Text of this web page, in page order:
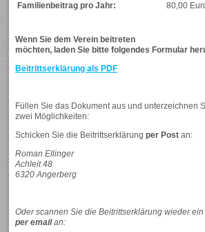
Familienbeitrag pro Jahr: 80,00
Wenn Sie dem Verein beitreten
möchten, laden Sie bitte folgendes Formular
Beitrittserklärung als PDF
Füllen Sie das Dokument aus und unterzeichnen
zwei Möglichkeiten:
Schicken Sie die Beitrittserklärungper Post an:
Roman Ellinger
Achleit 48
6320 Angerberg
Oder scannen Sie die Beitrittserklärung wieder
per emailan: